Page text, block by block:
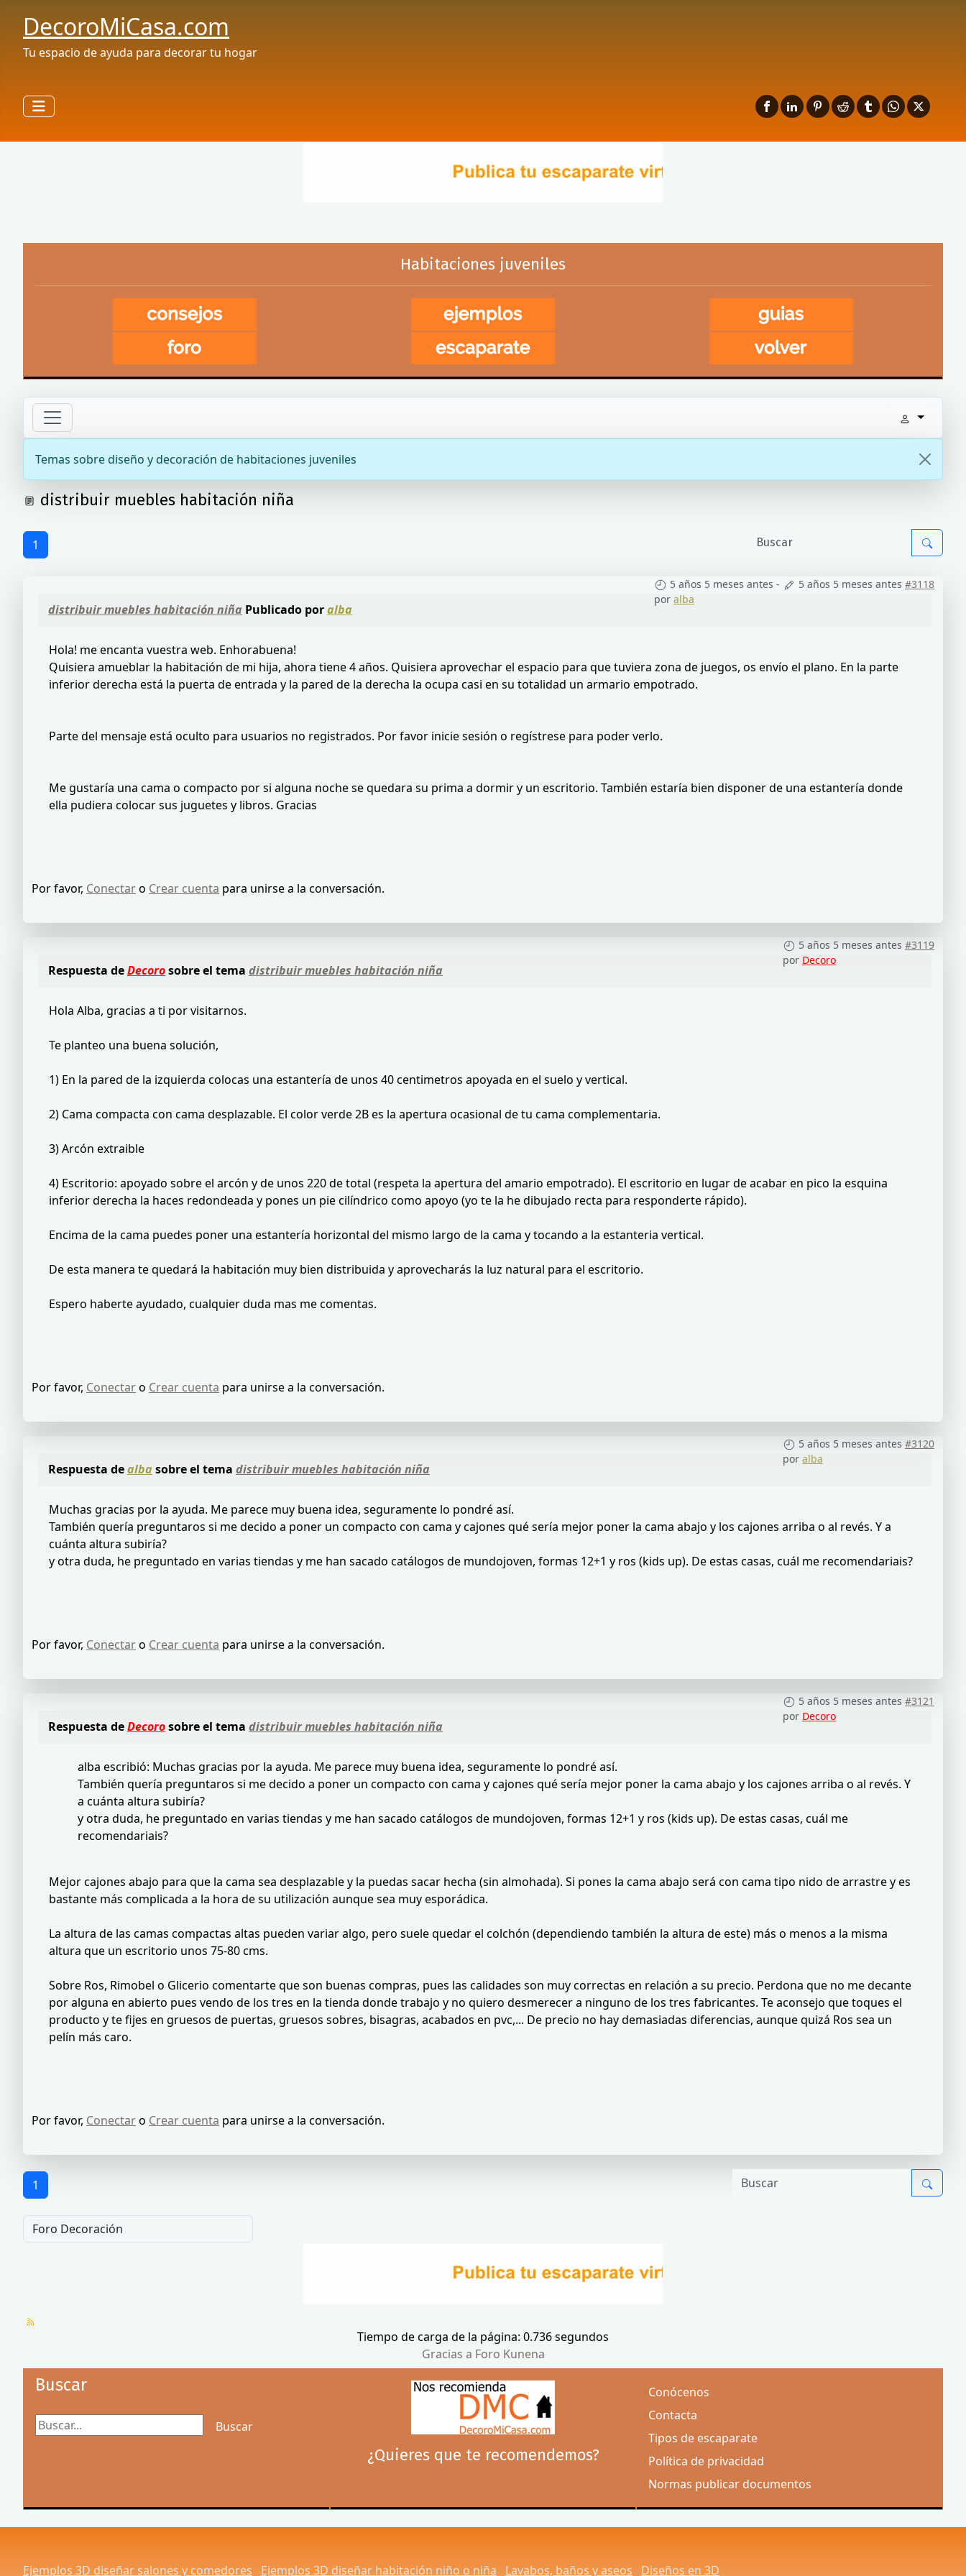
DecoroMiCasa.com
Tu espacio de ayuda para decorar tu hogar
Habitaciones juveniles
Temas sobre diseño y decoración de habitaciones juveniles
distribuir muebles habitación niña
1
5 años 5 meses antes - 5 años 5 meses antes #3118
por alba
distribuir muebles habitación niña Publicado poralba
Hola! me encanta vuestra web. Enhorabuena!
Quisiera amueblar la habitación de mi hija, ahora tiene 4 años. Quisiera aprovechar el espacio para que tuviera zona de juegos, os envío el plano. En la parte
inferior derecha está la puerta de entrada y la pared de la derecha la ocupa casi en su totalidad un armario empotrado.
Parte del mensaje está oculto para usuarios no registrados. Por favor inicie sesión o regístrese para poder verlo.
Me gustaría una cama o compacto por si alguna noche se quedara su prima a dormir y un escritorio. También estaría bien disponer de una estantería donde
ella pudiera colocar sus juguetes y libros. Gracias
Por favor, Conectaro Crear cuenta para unirse a la conversación.
5 años 5 meses antes #3119
por Decoro
Respuesta deDecorosobre el tema distribuir muebles habitación niña
Hola Alba, gracias a ti por visitarnos.
Te planteo una buena solución,
1) En la pared de la izquierda colocas una estantería de unos 40 centimetros apoyada en el suelo y vertical.
2) Cama compacta con cama desplazable. El color verde 2B es la apertura ocasional de tu cama complementaria.
3) Arcón extraible
4) Escritorio: apoyado sobre el arcón y de unos 220 de total (respeta la apertura del amario empotrado). El escritorio en lugar de acabar en pico la esquina
inferior derecha la haces redondeada y pones un pie cilíndrico como apoyo (yo te la he dibujado recta para responderte rápido).
Encima de la cama puedes poner una estantería horizontal del mismo largo de la cama y tocando a la estanteria vertical.
De esta manera te quedará la habitación muy bien distribuida y aprovecharás la luz natural para el escritorio.
Espero haberte ayudado, cualquier duda mas me comentas.
Por favor, Conectaro Crear cuenta para unirse a la conversación.
5 años 5 meses antes #3120
por alba
Respuesta dealba sobre el tema distribuir muebles habitación niña
Muchas gracias por la ayuda. Me parece muy buena idea, seguramente lo pondré así.
También quería preguntaros si me decido a poner un compacto con cama y cajones qué sería mejor poner la cama abajo y los cajones arriba o al revés. Y a
cuánta altura subiría?
y otra duda, he preguntado en varias tiendas y me han sacado catálogos de mundojoven, formas 12+1 y ros (kids up). De estas casas, cuál me recomendariais?
Por favor, Conectaro Crear cuenta para unirse a la conversación.
5 años 5 meses antes #3121
por Decoro
Respuesta deDecorosobre el tema distribuir muebles habitación niña
alba escribió: Muchas gracias por la ayuda. Me parece muy buena idea, seguramente lo pondré así.
También quería preguntaros si me decido a poner un compacto con cama y cajones qué sería mejor poner la cama abajo y los cajones arriba o al revés. Y
a cuánta altura subiría?
y otra duda, he preguntado en varias tiendas y me han sacado catálogos de mundojoven, formas 12+1 y ros (kids up). De estas casas, cuál me
recomendariais?
Mejor cajones abajo para que la cama sea desplazable y la puedas sacar hecha (sin almohada). Si pones la cama abajo será con cama tipo nido de arrastre y es
bastante más complicada a la hora de su utilización aunque sea muy esporádica.
La altura de las camas compactas altas pueden variar algo, pero suele quedar el colchón (dependiendo también la altura de este) más o menos a la misma
altura que un escritorio unos 75-80 cms.
Sobre Ros, Rimobel o Glicerio comentarte que son buenas compras, pues las calidades son muy correctas en relación a su precio. Perdona que no me decante
por alguna en abierto pues vendo de los tres en la tienda donde trabajo y no quiero desmerecer a ninguno de los tres fabricantes. Te aconsejo que toques el
producto y te fijes en gruesos de puertas, gruesos sobres, bisagras, acabados en pvc,... De precio no hay demasiadas diferencias, aunque quizá Ros sea un
pelín más caro.
Por favor, Conectaro Crear cuenta para unirse a la conversación.
1
Tiempo de carga de la página: 0.736 segundos
Gracias a Foro Kunena
Buscar
Buscar... Buscar
¿Quieres que te recomendemos?
Conócenos
Contacta
Tipos de escaparate
Política de privacidad
Normas publicar documentos
Ejemplos 3D diseñar salones y comedores Ejemplos 3D diseñar habitación niño o niña Lavabos, baños y aseos Diseños en 3D